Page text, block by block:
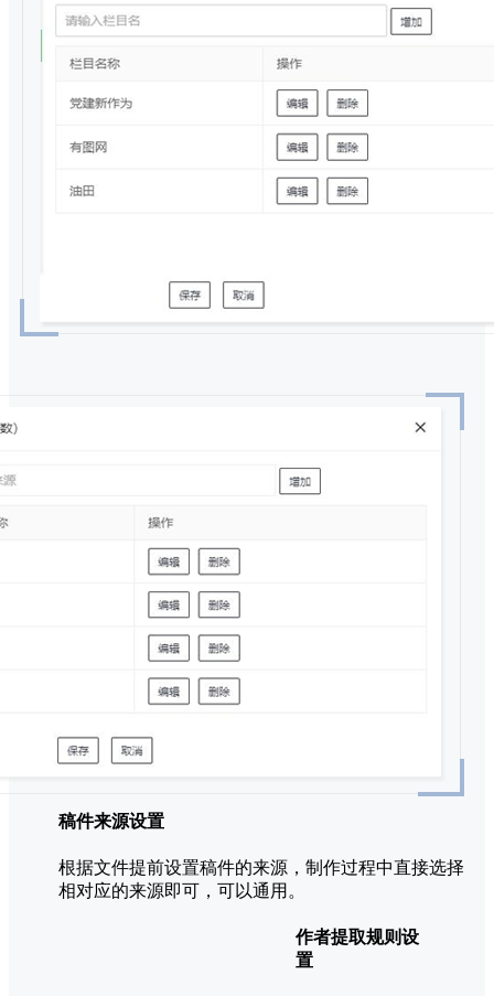
稿件来源设置
根据文件提前设置稿件的来源，制作过程中直接选择
相对应的来源即可，可以通用。
作者提取规则设
置